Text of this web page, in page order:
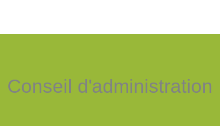
Conseil d'administration